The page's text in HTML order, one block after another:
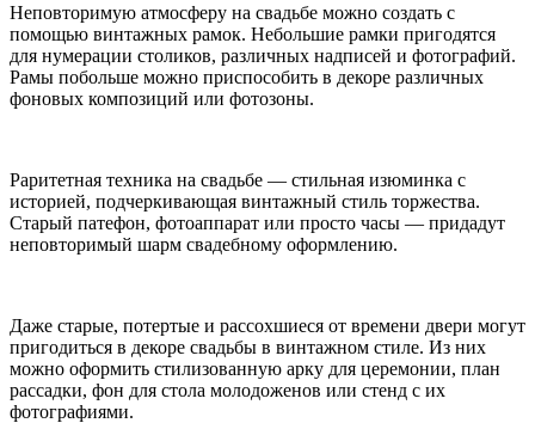
Неповторимую атмосферу на свадьбе можно создать с
помощью винтажных рамок. Небольшие рамки пригодятся
для нумерации столиков, различных надписей и фотографий.
Рамы побольше можно приспособить в декоре различных
фоновых композиций или фотозоны.
Раритетная техника на свадьбе — стильная изюминка с
историей, подчеркивающая винтажный стиль торжества.
Старый патефон, фотоаппарат или просто часы — придадут
неповторимый шарм свадебному оформлению.
Даже старые, потертые и рассохшиеся от времени двери могут
пригодиться в декоре свадьбы в винтажном стиле. Из них
можно оформить стилизованную арку для церемонии, план
рассадки, фон для стола молодоженов или стенд с их
фотографиями.